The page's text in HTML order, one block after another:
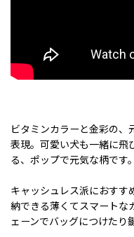
ビタミンカラーと金彩の、
表現。可愛い犬も一緒に飛
る、ポップで元気な柄です。
キャッシュレス派におすす
納できる薄くてスマートな
ェーンでバッグにつけたり